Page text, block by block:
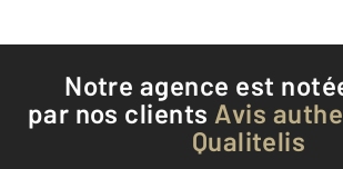
Notre agence est
par nos clients Avis
Qualitelis